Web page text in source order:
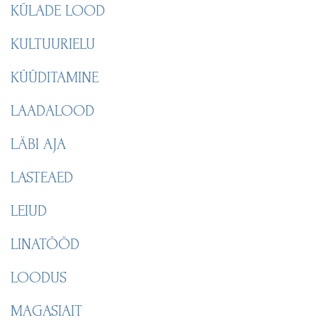
KÜLADE LOOD
KULTUURIELU
KÜÜDITAMINE
LAADALOOD
LÄBI AJA
LASTEAED
LEIUD
LINATÖÖD
LOODUS
MAGASIAIT